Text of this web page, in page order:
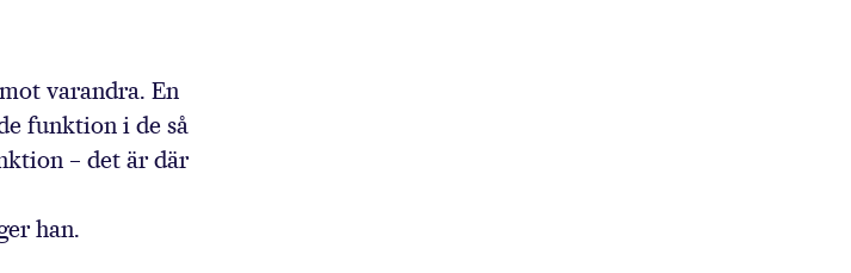
varandra. En
funktion i de så
– det är där
han.